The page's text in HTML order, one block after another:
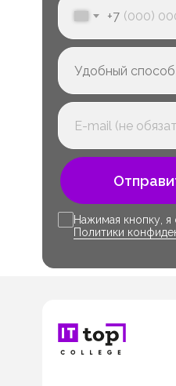
+7
Нажимая кнопку,
Политики